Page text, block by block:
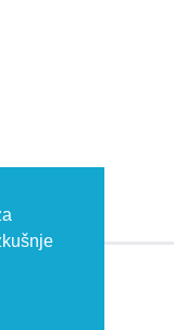
35 65 232, E: